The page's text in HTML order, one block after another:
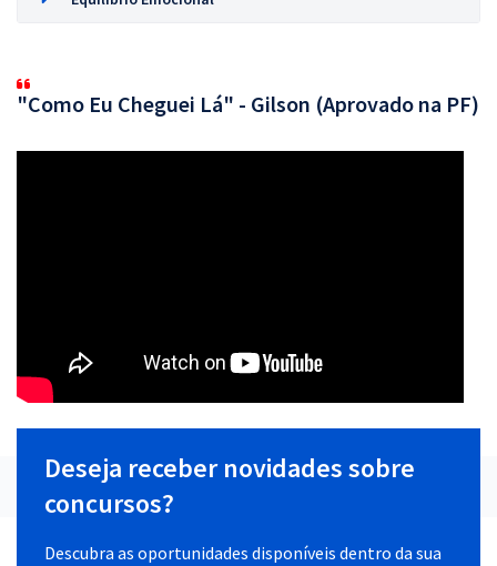
"Como Eu Cheguei Lá" - Gilson (Aprovado na PF)
Deseja receber novidades sobre
concursos?
Descubra as oportunidades disponíveis dentro da sua